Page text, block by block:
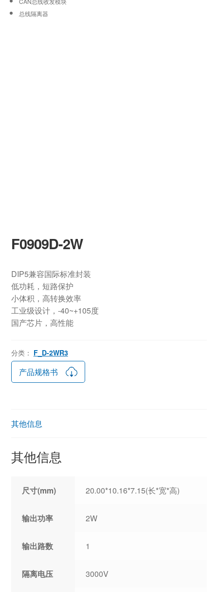
F0909D-2W
DIP5兼容国际标准封装
低功耗，短路保护
小体积，高转换效率
工业级设计，-40~+105度
国产芯片，高性能
分类： F_D-2WR3
产品规格书
其他信息
其他信息
尺寸(mm) 20.00*10.16*7.15(长*宽*高)
输出功率 2W
输出路数 1
隔离电压 3000V
总线隔离器